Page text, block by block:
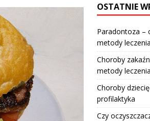
OSTATNIE
Paradontoza –
metody leczenia
Choroby
metody leczenia
Choroby
profilaktyka
Czy